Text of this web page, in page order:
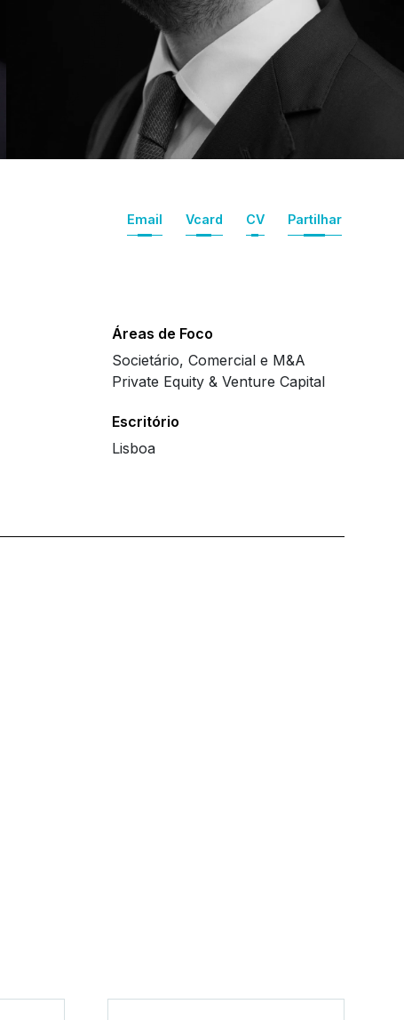
Email Vcard CV Partilhar
Áreas de Foco
Societário, Comercial e M&A
Private Equity & Venture Capital
Escritório
Lisboa